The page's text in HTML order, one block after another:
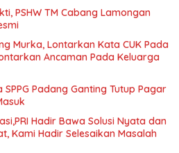
PSHW TM Cabang Lamongan
Murka, Lontarkan Kata CUK Pada
Ancaman Pada Keluarga
SPPG Padang Ganting Tutup Pagar
Hadir Bawa Solusi Nyata dan
Kami Hadir Selesaikan Masalah